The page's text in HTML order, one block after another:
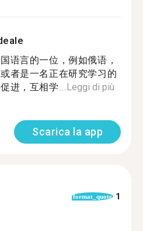
语言的一位，例如俄语，
者是一名正在研究学习的
进，互相学...Leggi di più
Scarica la app
format_quote 1